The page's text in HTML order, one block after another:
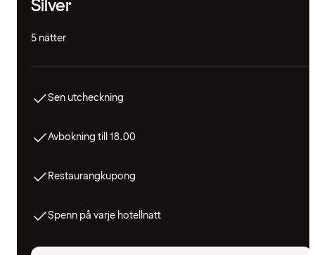
Silver
5 nätter
Sen utcheckning
Avbokning till 18.00
Restaurangkupong
Spenn på varje hotellnatt